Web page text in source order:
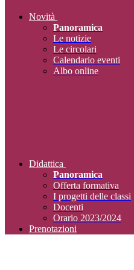
Novità
Panoramica
Le notizie
Le circolari
Calendario eventi
Albo online
Didattica
Panoramica
Offerta formativa
I progetti delle classi
Docenti
Orario 2023/2024
Prenotazioni